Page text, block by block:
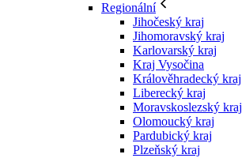
Regionální
Jihočeský kraj
Jihomoravský kraj
Karlovarský kraj
Kraj Vysočina
Králověhradecký kraj
Liberecký kraj
Moravskoslezský kraj
Olomoucký kraj
Pardubický kraj
Plzeňský kraj